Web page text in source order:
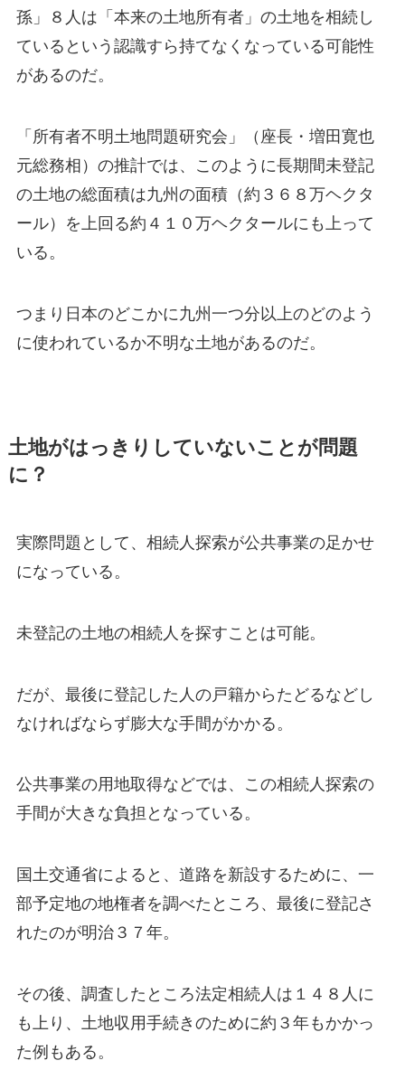
孫」８人は「本来の土地所有者」の土地を相続し
ているという認識すら持てなくなっている可能性
があるのだ。
「所有者不明土地問題研究会」（座長・増田寛也
元総務相）の推計では、このように長期間未登記
の土地の総面積は九州の面積（約３６８万ヘクタ
ール）を上回る約４１０万ヘクタールにも上って
いる。
つまり日本のどこかに九州一つ分以上のどのよう
に使われているか不明な土地があるのだ。
土地がはっきりしていないことが問題
に？
実際問題として、相続人探索が公共事業の足かせ
になっている。
未登記の土地の相続人を探すことは可能。
だが、最後に登記した人の戸籍からたどるなどし
なければならず膨大な手間がかかる。
公共事業の用地取得などでは、この相続人探索の
手間が大きな負担となっている。
国土交通省によると、道路を新設するために、一
部予定地の地権者を調べたところ、最後に登記さ
れたのが明治３７年。
その後、調査したところ法定相続人は１４８人に
も上り、土地収用手続きのために約３年もかかっ
た例もある。